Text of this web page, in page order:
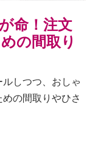
命！注文
の間取り
しつつ、おしゃ
の間取りやひさ